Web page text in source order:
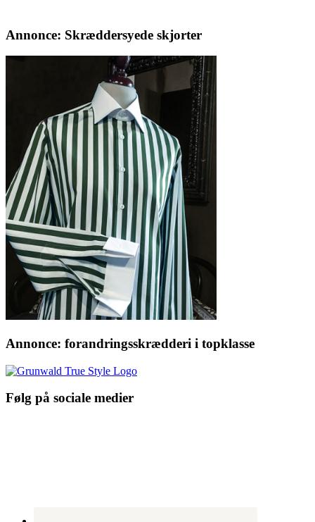
Annonce: Skræddersyede skjorter
Annonce: forandringsskrædderi i topklasse
Følg på sociale medier